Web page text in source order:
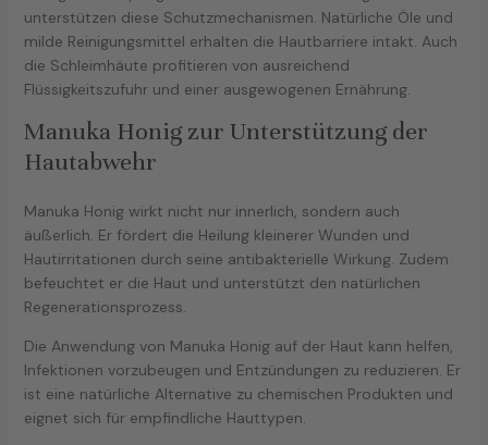
unterstützen diese Schutzmechanismen. Natürliche Öle und
milde Reinigungsmittel erhalten die Hautbarriere intakt. Auch
die Schleimhäute profitieren von ausreichend
Flüssigkeitszufuhr und einer ausgewogenen Ernährung.
Manuka Honig zur Unterstützung der
Hautabwehr
Manuka Honig wirkt nicht nur innerlich, sondern auch
äußerlich. Er fördert die Heilung kleinerer Wunden und
Hautirritationen durch seine antibakterielle Wirkung. Zudem
befeuchtet er die Haut und unterstützt den natürlichen
Regenerationsprozess.
Die Anwendung von Manuka Honig auf der Haut kann helfen,
Infektionen vorzubeugen und Entzündungen zu reduzieren. Er
ist eine natürliche Alternative zu chemischen Produkten und
eignet sich für empfindliche Hauttypen.